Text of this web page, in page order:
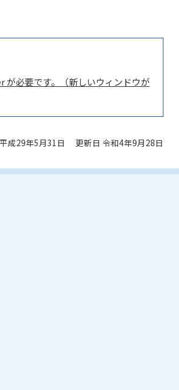
が必要です。（新しいウィンドウが
成29年5月31日 更新日 令和4年9月28日